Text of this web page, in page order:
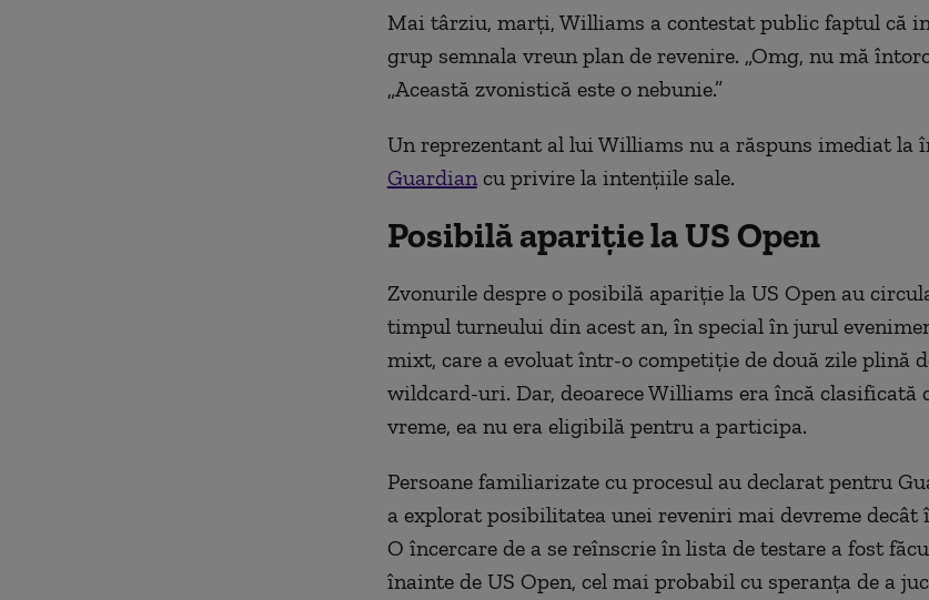
Mai târziu, marți, Williams a contestat public faptul că
grup semnala vreun plan de revenire. „Omg, nu mă
„Această zvonistică este o nebunie.”
Un reprezentant al lui Williams nu a răspuns imediat la
Guardiancu privire la intențiile sale.
Posibilă apariție la US Open
Zvonurile despre o posibilă apariție la US Open au
timpul turneului din acest an, în special în jurul
mixt, care a evoluat într-o competiție de două zile plină
wildcard-uri. Dar, deoarece Williams era încă clasificată
vreme, ea nu era eligibilă pentru a participa.
Persoane familiarizate cu procesul au declarat pentru
a explorat posibilitatea unei reveniri mai devreme decât
O încercare de a se reînscrie în lista de testare a fost
înainte de US Open, cel mai probabil cu speranța de a